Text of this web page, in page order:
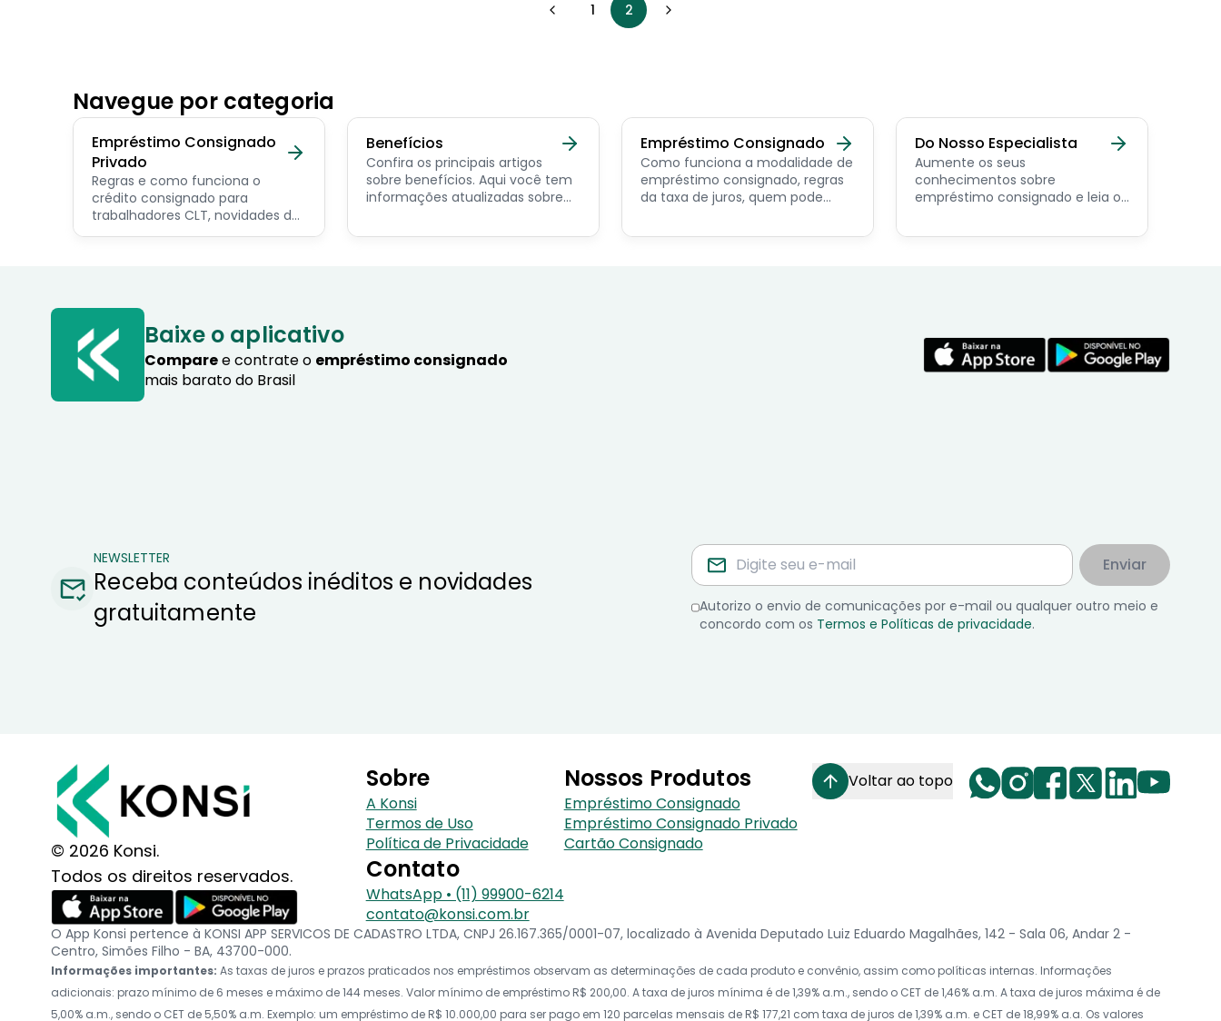
1 2
Navegue por categoria
Empréstimo Consignado
Privado
Regras e como funciona o
crédito consignado para
trabalhadores CLT, novidades do
programa Crédito do
Benefícios
Confira os principais artigos
sobre benefícios. Aqui você tem
informações atualizadas sobre
servidor público, aposentado,
Empréstimo Consignado
Como funciona a modalidade de
empréstimo consignado, regras
da taxa de juros, quem pode
simular online.
Do Nosso Especialista
Aumente os seus
conhecimentos sobre
empréstimo consignado e leia os
economista especialista no
Baixe o aplicativo
Comparee contrate o empréstimo consignado
mais barato do Brasil
NEWSLETTER
Receba conteúdos inéditos e novidades
gratuitamente
Enviar
Autorizo o envio de comunicações por e-mail ou qualquer outro meio e
concordo com os Termos e Políticas de privacidade.
© 2026 Konsi.
Todos os direitos reservados.
Sobre
A Konsi
Termos de Uso
Política de Privacidade
Contato
WhatsApp • (11) 99900-6214
contato@konsi.com.br
Nossos Produtos
Empréstimo Consignado
Empréstimo Consignado Privado
Cartão Consignado
Voltar ao topo
O App Konsi pertence à KONSI APP SERVICOS DE CADASTRO LTDA, CNPJ 26.167.365/0001-07, localizado à Avenida Deputado Luiz Eduardo Magalhães, 142 - Sala 06, Andar 2 -
Centro, Simões Filho - BA, 43700-000.
Informações importantes: As taxas de juros e prazos praticados nos empréstimos observam as determinações de cada produto e convênio, assim como políticas internas. Informações
adicionais: prazo mínimo de 6 meses e máximo de 144 meses. Valor mínimo de empréstimo R$ 200,00. A taxa de juros mínima é de 1,39% a.m., sendo o CET de 1,46% a.m. A taxa de juros máxima é de
5,00% a.m., sendo o CET de 5,50% a.m. Exemplo: um empréstimo de R$ 10.000,00 para ser pago em 120 parcelas mensais de R$ 177,21 com taxa de juros de 1,39% a.m. e CET de 18,99% a.a. Os valores